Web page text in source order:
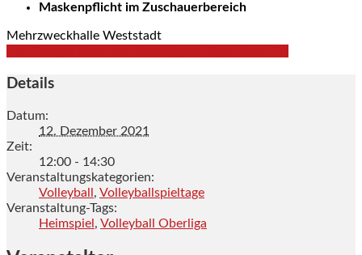
Maskenpflicht im Zuschauerbereich
Mehrzweckhalle Weststadt
Details
Datum:
12. Dezember 2021
Zeit:
12:00 - 14:30
Veranstaltungskategorien:
Volleyball , Volleyballspieltage
Veranstaltung-Tags:
Heimspiel , Volleyball Oberliga